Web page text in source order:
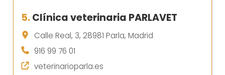
5.Clínica veterinaria PARLAVET
Calle Real, 3, 28981 Parla, Madrid
916 99 76 01
veterinarioparla.es